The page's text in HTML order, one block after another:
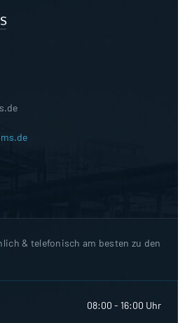
& telefonisch am besten zu den
08:00 - 16:00 Uhr